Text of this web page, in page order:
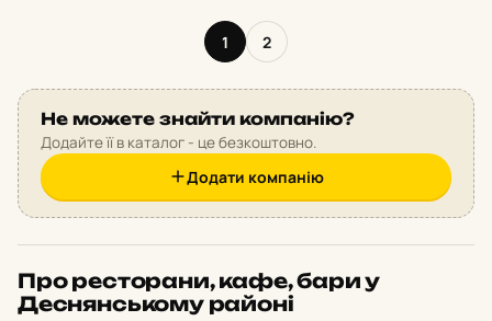
1 2
Не можете знайти компанію?
Додайте її в каталог - це безкоштовно.
Додати компанію
Про ресторани, кафе, бари у
Деснянському районі